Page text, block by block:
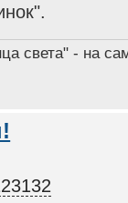
света" - на